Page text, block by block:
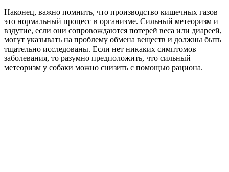
Наконец, важно помнить, что производство кишечных газов –
это нормальный процесс в организме. Сильный метеоризм и
вздутие, если они сопровождаются потерей веса или диареей,
могут указывать на проблему обмена веществ и должны быть
тщательно исследованы. Если нет никаких симптомов
заболевания, то разумно предположить, что сильный
метеоризм у собаки можно снизить с помощью рациона.